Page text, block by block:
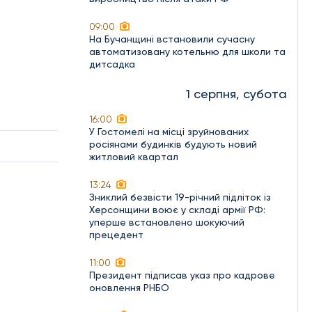
09:00
На Бучанщині встановили сучасну
автоматизовану котельню для школи та
дитсадка
1 серпня, субота
16:00
У Гостомелі на місці зруйнованих
росіянами будинків будують новий
житловий квартал
13:24
Зниклий безвісти 19-річний підліток із
Херсонщини воює у складі армії РФ:
уперше встановлено шокуючий
прецедент
11:00
Президент підписав указ про кадрове
оновлення РНБО